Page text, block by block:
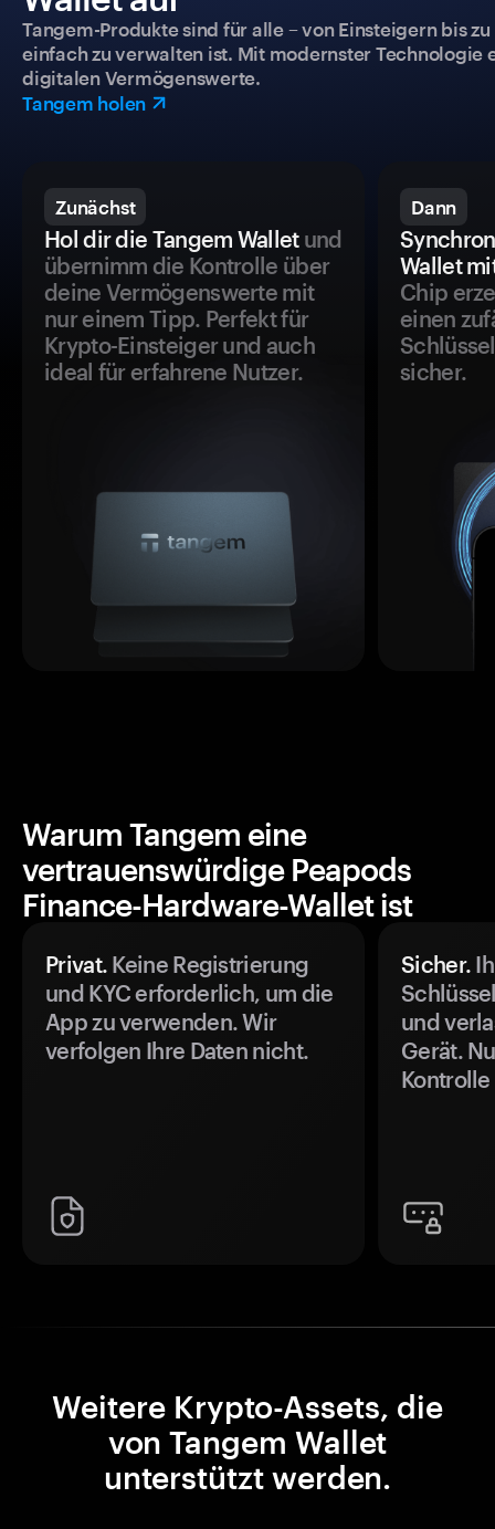
Tangem-Produkte sind für alle – von Einsteigern bis
einfach zu verwalten ist. Mit modernster
digitalen Vermögenswerte.
Tangem holen
Zunächst
Hol dir die Tangem Walletund
übernimm die Kontrolle über
deine Vermögenswerte mit
nur einem Tipp. Perfekt für
Krypto-Einsteiger und auch
ideal für erfahrene Nutzer.
Dann
Wallet
Chip
einen
sicher.
Warum Tangem eine
vertrauenswürdige Peapods
Finance-Hardware-Wallet ist
Privat. Keine Registrierung
und KYC erforderlich, um die
App zu verwenden. Wir
verfolgen Ihre Daten nicht.
Sicher.
und
Gerät.
Weitere Krypto-Assets, die
von Tangem Wallet
unterstützt werden.